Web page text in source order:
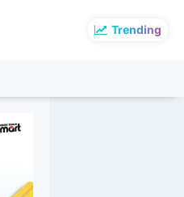
Trending